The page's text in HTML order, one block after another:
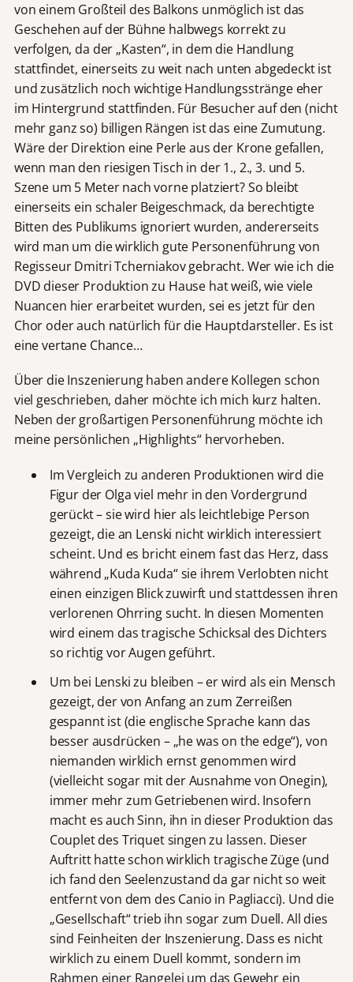
von einem Großteil des Balkons unmöglich ist das
Geschehen auf der Bühne halbwegs korrekt zu
verfolgen, da der „Kasten“, in dem die Handlung
stattfindet, einerseits zu weit nach unten abgedeckt ist
und zusätzlich noch wichtige Handlungsstränge eher
im Hintergrund stattfinden. Für Besucher auf den (nicht
mehr ganz so) billigen Rängen ist das eine Zumutung.
Wäre der Direktion eine Perle aus der Krone gefallen,
wenn man den riesigen Tisch in der 1., 2., 3. und 5.
Szene um 5 Meter nach vorne platziert? So bleibt
einerseits ein schaler Beigeschmack, da berechtigte
Bitten des Publikums ignoriert wurden, andererseits
wird man um die wirklich gute Personenführung von
Regisseur Dmitri Tcherniakov gebracht. Wer wie ich die
DVD dieser Produktion zu Hause hat weiß, wie viele
Nuancen hier erarbeitet wurden, sei es jetzt für den
Chor oder auch natürlich für die Hauptdarsteller. Es ist
eine vertane Chance…
Über die Inszenierung haben andere Kollegen schon
viel geschrieben, daher möchte ich mich kurz halten.
Neben der großartigen Personenführung möchte ich
meine persönlichen „Highlights“ hervorheben.
Im Vergleich zu anderen Produktionen wird die
Figur der Olga viel mehr in den Vordergrund
gerückt – sie wird hier als leichtlebige Person
gezeigt, die an Lenski nicht wirklich interessiert
scheint. Und es bricht einem fast das Herz, dass
während „Kuda Kuda“ sie ihrem Verlobten nicht
einen einzigen Blick zuwirft und stattdessen ihren
verlorenen Ohrring sucht. In diesen Momenten
wird einem das tragische Schicksal des Dichters
so richtig vor Augen geführt.
Um bei Lenski zu bleiben – er wird als ein Mensch
gezeigt, der von Anfang an zum Zerreißen
gespannt ist (die englische Sprache kann das
besser ausdrücken – „he was on the edge“), von
niemanden wirklich ernst genommen wird
(vielleicht sogar mit der Ausnahme von Onegin),
immer mehr zum Getriebenen wird. Insofern
macht es auch Sinn, ihn in dieser Produktion das
Couplet des Triquet singen zu lassen. Dieser
Auftritt hatte schon wirklich tragische Züge (und
ich fand den Seelenzustand da gar nicht so weit
entfernt von dem des Canio in Pagliacci). Und die
„Gesellschaft“ trieb ihn sogar zum Duell. All dies
sind Feinheiten der Inszenierung. Dass es nicht
wirklich zu einem Duell kommt, sondern im
Rahmen einer Rangelei um das Gewehr ein